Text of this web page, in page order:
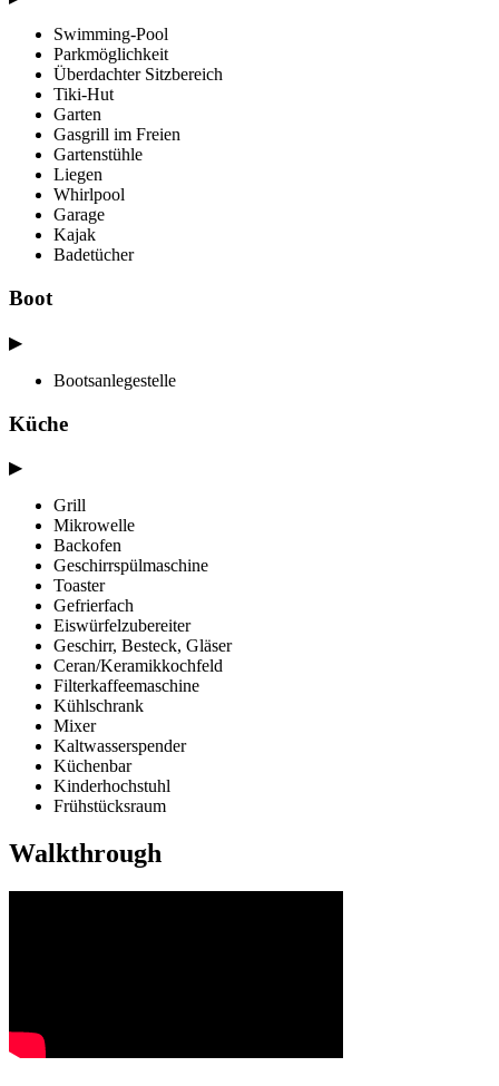
Swimming-Pool
Parkmöglichkeit
Überdachter Sitzbereich
Tiki-Hut
Garten
Gasgrill im Freien
Gartenstühle
Liegen
Whirlpool
Garage
Kajak
Badetücher
Boot
▶
Bootsanlegestelle
Küche
▶
Grill
Mikrowelle
Backofen
Geschirrspülmaschine
Toaster
Gefrierfach
Eiswürfelzubereiter
Geschirr, Besteck, Gläser
Ceran/Keramikkochfeld
Filterkaffeemaschine
Kühlschrank
Mixer
Kaltwasserspender
Küchenbar
Kinderhochstuhl
Frühstücksraum
Walkthrough